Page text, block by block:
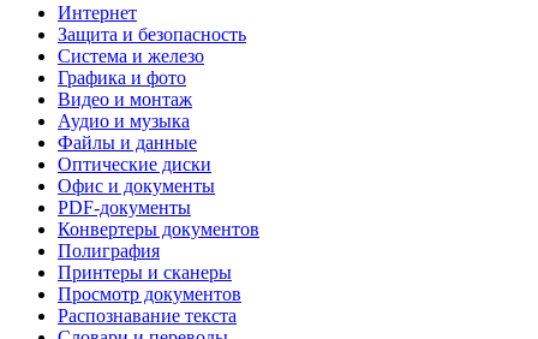
Интернет
Защита и безопасность
Система и железо
Графика и фото
Видео и монтаж
Аудио и музыка
Файлы и данные
Оптические диски
Офис и документы
PDF-документы
Конвертеры документов
Полиграфия
Принтеры и сканеры
Просмотр документов
Распознавание текста